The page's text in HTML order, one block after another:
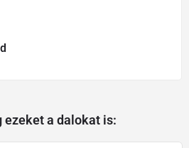
ezeket a dalokat is: